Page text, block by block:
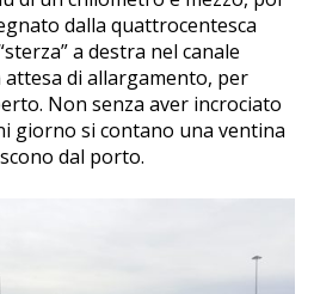
dalla quattrocentesca
a destra nel canale
attesa di allargamento, per
Non senza aver incrociato
giorno si contano una ventina
dal porto.